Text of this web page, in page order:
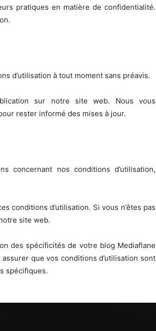
pratiques en matière de confidentialité.
d’utilisation à tout moment sans préavis.
sur notre site web. Nous vous
rester informé des mises à jour.
concernant nos conditions d’utilisation,
conditions d’utilisation. Si vous n’êtes pas
site web.
des spécificités de votre blog Mediaflane
que vos conditions d’utilisation sont
spécifiques.